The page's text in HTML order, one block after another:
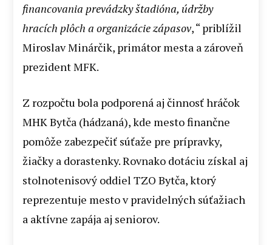
financovania prevádzky štadióna, údržby
hracích plôch a organizácie zápasov, “ priblížil
Miroslav Minárčik, primátor mesta a zároveň
prezident MFK.
Z rozpočtu bola podporená aj činnosť hráčok
MHK Bytča (hádzaná), kde mesto finančne
pomôže zabezpečiť súťaže pre prípravky,
žiačky a dorastenky. Rovnako dotáciu získal aj
stolnotenisový oddiel TZO Bytča, ktorý
reprezentuje mesto v pravidelných súťažiach
a aktívne zapája aj seniorov.